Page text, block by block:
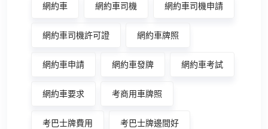
網約車 網約車司機 網約車司機申請
網約車司機許可證 網約車牌照
網約車申請 網約車發牌 網約車考試
網約車要求 考商用車牌照
考巴士牌費用 考巴士牌邊間好